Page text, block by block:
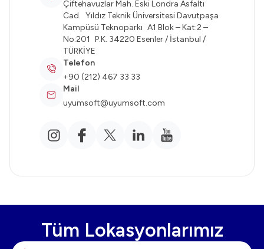
Çiftehavuzlar Mah. Eski Londra Asfaltı
Cad. Yıldız Teknik Üniversitesi Davutpaşa
Kampüsü Teknoparkı A1 Blok – Kat:2 –
No:201 P.K. 34220 Esenler / İstanbul /
TÜRKİYE
Telefon
+90 (212) 467 33 33
Mail
uyumsoft@uyumsoft.com
Tüm Lokasyonlarımız